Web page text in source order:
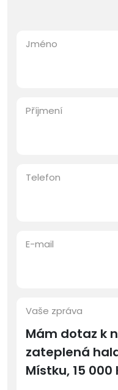
Jméno
Příjmení
Telefon
E-mail
Vaše zpráva